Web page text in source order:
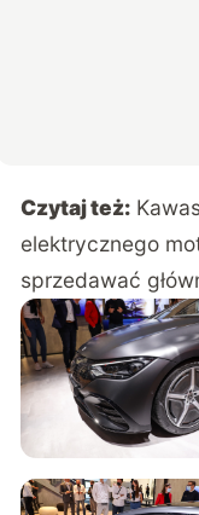
Czytaj też:
elektrycznego
sprzedawać